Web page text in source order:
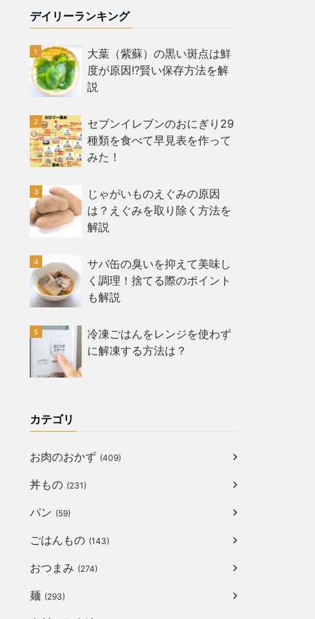
デイリーランキング
大葉（紫蘇）の黒い斑点は鮮
度が原因!?賢い保存方法を解
説
セブンイレブンのおにぎり29
種類を食べて早見表を作って
みた！
じゃがいものえぐみの原因
は？えぐみを取り除く方法を
解説
サバ缶の臭いを抑えて美味し
く調理！捨てる際のポイント
も解説
冷凍ごはんをレンジを使わず
に解凍する方法は？
カテゴリ
お肉のおかず (409)
丼もの (231)
パン (59)
ごはんもの (143)
おつまみ (274)
麺 (293)